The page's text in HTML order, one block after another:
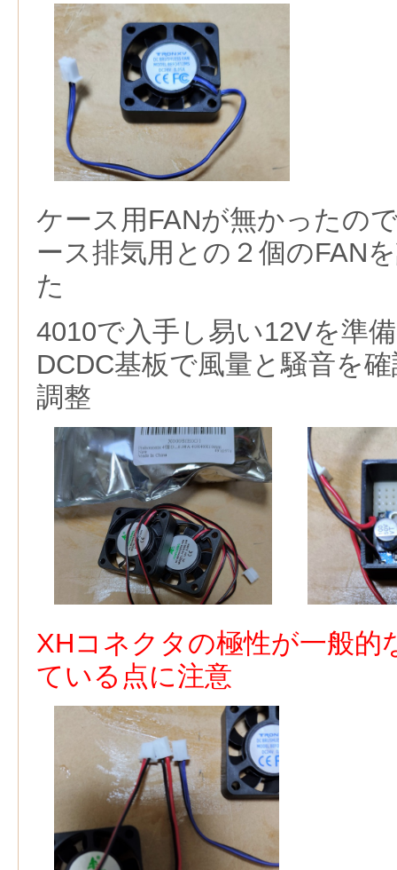
ケース用FANが無かったの
ース排気用との２個のFAN
た
4010で入手し易い12Vを準
DCDC基板で風量と騒音を
調整
XHコネクタの極性が一般的
ている点に注意